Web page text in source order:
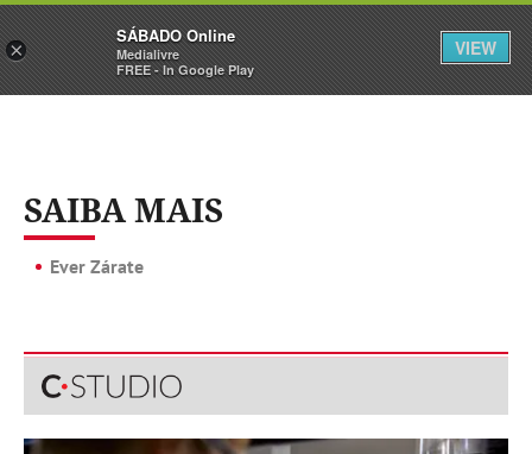
Sábado Assine Iniciar Sessão
SAIBA MAIS
Ever Zárate
×
SÁBADO Online
Medialivre
FREE - In Google Play
VIEW